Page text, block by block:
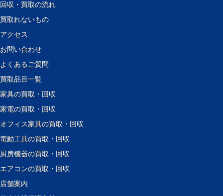
回収・買取の流れ
買取れないもの
アクセス
お問い合わせ
よくあるご質問
買取品目一覧
家具の買取・回収
家電の買取・回収
オフィス家具の買取・回収
電動工具の買取・回収
厨房機器の買取・回収
エアコンの買取・回収
店舗案内